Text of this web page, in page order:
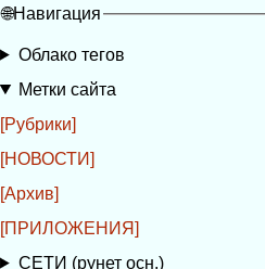
🌐Навигация
Облако тегов
Метки сайта
[Рубрики]
[НОВОСТИ]
[Архив]
[ПРИЛОЖЕНИЯ]
СЕТИ (рунет осн.)